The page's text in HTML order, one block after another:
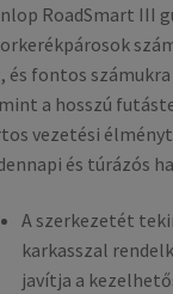
RoadSmart III
és fontos számukra
a hosszú
vezetési
és túrázós
A szerkezetét
karkasszal
javítja a